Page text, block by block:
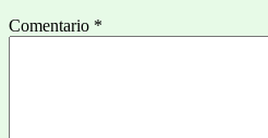
Comentario *